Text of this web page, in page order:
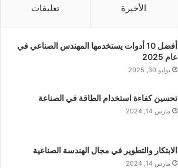
الأخيرة تعليقات
أفضل 10 أدوات يستخدمها المهندس الصناعي في
عام 2025
يوليو 30, 2025
تحسين كفاءة استخدام الطاقة في الصناعة
مارس 14, 2024
الابتكار والتطوير في مجال الهندسة الصناعية
مارس 14, 2024